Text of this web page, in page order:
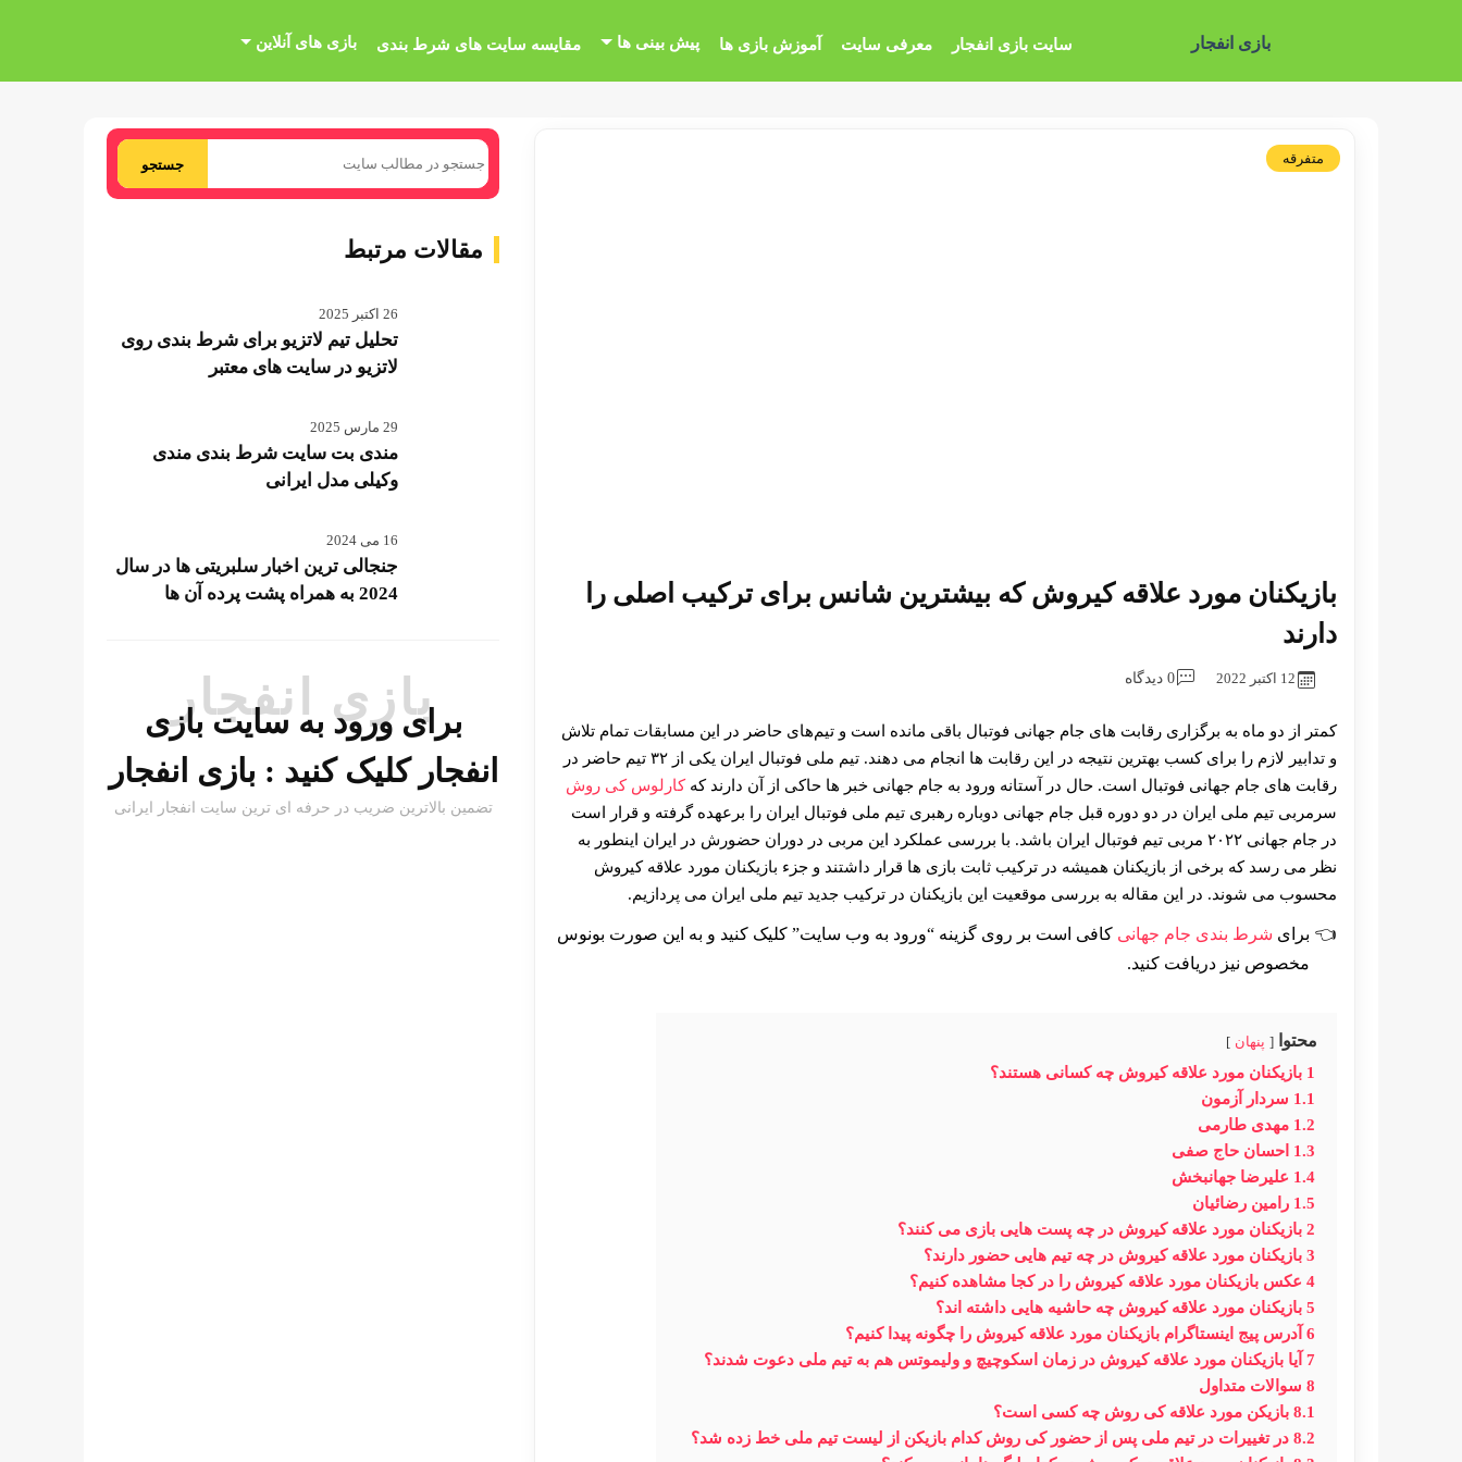
بازی انفجار سایت بازی انفجار معرفی سایت آموزش بازی ها پیش بینی ها مقایسه سایت های شرط بندی بازی های آنلاین
متفرقه
بازیکنان مورد علاقه کیروش که بیشترین شانس برای ترکیب اصلی را
دارند
12 اکتبر 2022 0 دیدگاه
کمتر از دو ماه به برگزاری رقابت های جام جهانی فوتبال باقی مانده است و تیم‌های حاضر در این مسابقات تمام تلاش
و تدابیر لازم را برای کسب بهترین نتیجه در این رقابت ها انجام می دهند. تیم ملی فوتبال ایران یکی از ۳۲ تیم حاضر در
رقابت های جام جهانی فوتبال است. حال در آستانه ورود به جام جهانی خبر ها حاکی از آن دارند کهکارلوس کی روش
سرمربی تیم ملی ایران در دو دوره قبل جام جهانی دوباره رهبری تیم ملی فوتبال ایران را برعهده گرفته و قرار است
در جام جهانی ۲۰۲۲ مربی تیم فوتبال ایران باشد. با بررسی عملکرد این مربی در دوران حضورش در ایران اینطور به
نظر می رسد که برخی از بازیکنان همیشه در ترکیب ثابت بازی ها قرار داشتند و جزء بازیکنان مورد علاقه کیروش
محسوب می شوند. در این مقاله به بررسی موقعیت این بازیکنان در ترکیب جدید تیم ملی ایران می پردازیم.
برای شرط بندی جام جهانی کافی است بر روی گزینه “ورود به وب سایت” کلیک کنید و به این صورت بونوس
مخصوص نیز دریافت کنید.
محتوا پنهان
1 بازیکنان مورد علاقه کیروش چه کسانی هستند؟
1.1 سردار آزمون
1.2 مهدی طارمی
1.3 احسان حاج صفی
1.4 علیرضا جهانبخش
1.5 رامین رضائیان
2 بازیکنان مورد علاقه کیروش در چه پست هایی بازی می کنند؟
3 بازیکنان مورد علاقه کیروش در چه تیم هایی حضور دارند؟
4 عکس بازیکنان مورد علاقه کیروش را در کجا مشاهده کنیم؟
5 بازیکنان مورد علاقه کیروش چه حاشیه هایی داشته اند؟
6 آدرس پیج اینستاگرام بازیکنان مورد علاقه کیروش را چگونه پیدا کنیم؟
7 آیا بازیکنان مورد علاقه کیروش در زمان اسکوچیچ و ولیموتس هم به تیم ملی دعوت شدند؟
8 سوالات متداول
8.1 بازیکن مورد علاقه کی روش چه کسی است؟
8.2 در تغییرات در تیم ملی پس از حضور کی روش کدام بازیکن از لیست تیم ملی خط زده شد؟
جستجو
مقالات مرتبط
26 اکتبر 2025
تحلیل تیم لاتزیو برای شرط بندی روی
لاتزیو در سایت های معتبر
29 مارس 2025
مندی بت سایت شرط بندی مندی
وکیلی مدل ایرانی
16 می 2024
جنجالی ترین اخبار سلبریتی ها در سال
2024 به همراه پشت پرده آن ها
بازی انفجار
برای ورود به سایت بازی
انفجار کلیک کنید : بازی انفجار
تضمین بالاترین ضریب در حرفه ای ترین سایت انفجار ایرانی